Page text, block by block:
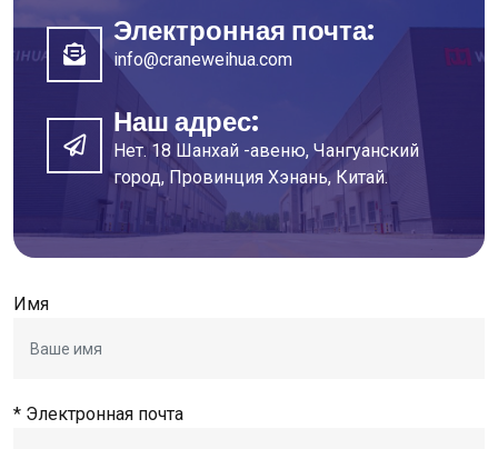
Электронная почта:
info@craneweihua.com
Наш адрес:
Нет. 18 Шанхай -авеню, Чангуанский
город, Провинция Хэнань, Китай.
Имя
* Электронная почта